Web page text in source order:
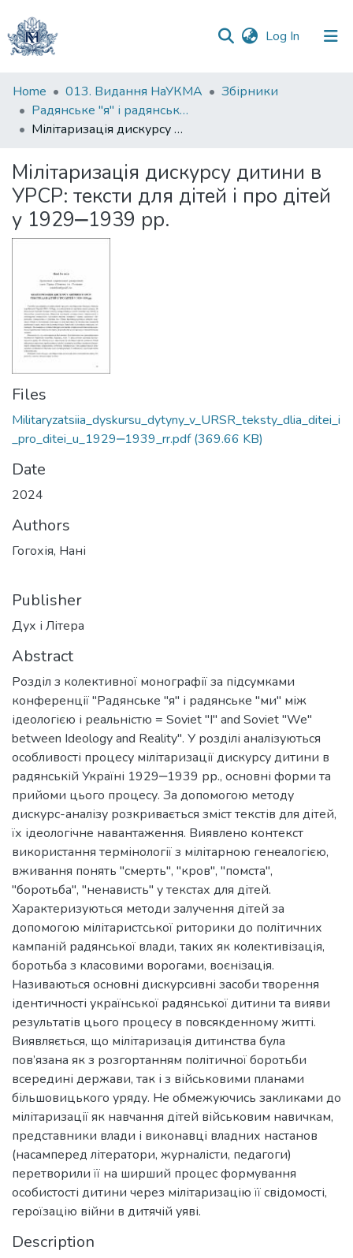
Log In (current)
Communities
&
Collections
Statistics
Home 013. Видання НаУКМА
Збірники
Радянське "я" і радянське "ми" між ідеологією і реальністю / Soviet ‘I’ and Soviet ‘We’ between Ideology and Reality
Мілітаризація дискурсу дитини в УРСР: тексти для дітей і про дітей у 1929‒1939 рр.
Мілітаризація дискурсу дитини в
УРСР: тексти для дітей і про дітей
у 1929‒1939 рр.
Files
Militaryzatsiia_dyskursu_dytyny_v_URSR_teksty_dlia_ditei_i
_pro_ditei_u_1929‒1939_rr.pdf(369.66 KB)
Date
2024
Authors
Гогохія, Нані
Publisher
Дух і Літера
Abstract
Розділ з колективної монографії за підсумками
конференції "Радянське "я" і радянське "ми" між
ідеологією і реальністю = Soviet "I" and Soviet "We"
between Ideology and Reality". У розділі аналізуються
особливості процесу мілітаризації дискурсу дитини в
радянській Україні 1929‒1939 рр., основні форми та
прийоми цього процесу. За допомогою методу
дискурс-аналізу розкривається зміст текстів для дітей,
їх ідеологічне навантаження. Виявлено контекст
використання термінології з мілітарною генеалогією,
вживання понять "смерть", "кров", "помста",
"боротьба", "ненависть" у текстах для дітей.
Характеризуються методи залучення дітей за
допомогою мілітаристської риторики до політичних
кампаній радянської влади, таких як колективізація,
боротьба з класовими ворогами, воєнізація.
Називаються основні дискурсивні засоби творення
ідентичності української радянської дитини та вияви
результатів цього процесу в повсякденному житті.
Виявляється, що мілітаризація дитинства була
пов’язана як з розгортанням політичної боротьби
всередині держави, так і з військовими планами
більшовицького уряду. Не обмежуючись закликами до
мілітаризації як навчання дітей військовим навичкам,
представники влади і виконавці владних настанов
(насамперед літератори, журналісти, педагоги)
перетворили її на ширший процес формування
особистості дитини через мілітаризацію її свідомості,
героїзацію війни в дитячій уяві.
Description